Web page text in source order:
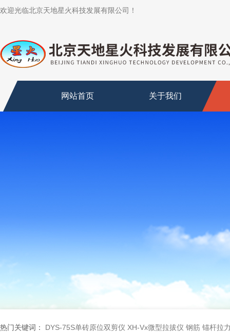
欢迎光临北京天地星火科技发展有限公司！
网站首页 关于我们
热门关键词： DYS-75S单砖原位双剪仪 XH-Vx微型拉拔仪 钢筋 锚杆拉